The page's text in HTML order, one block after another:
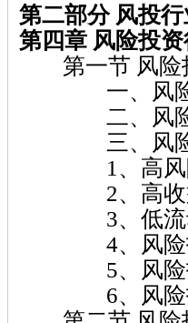
第二部分 风投
第四章 风险投
第一节 风险
一、风险
二、风险投
三、风险投
1、高风
2、高收
3、低流
4、风险投
5、风险投
6、风险投